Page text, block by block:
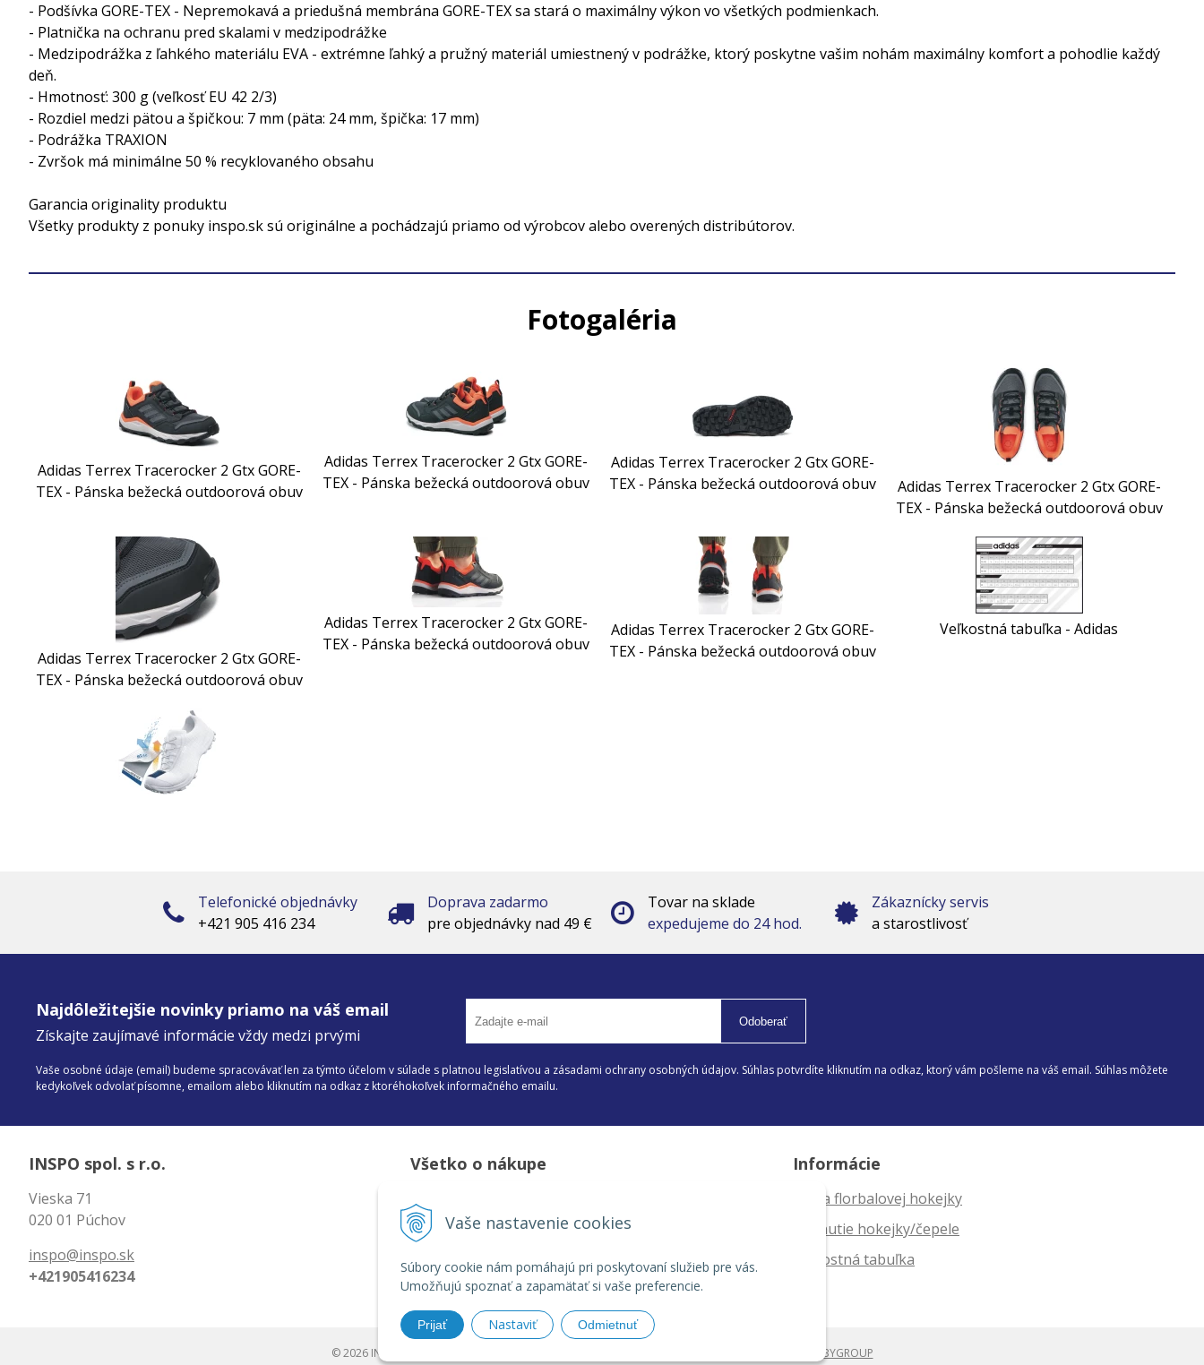
Vaše nastavenie cookies
Súbory cookie nám pomáhajú pri poskytovaní služieb pre vás.
Umožňujú spoznať a zapamätať si vaše preferencie.
Prijať Nastaviť Odmietnuť
- Podšívka GORE-TEX - Nepremokavá a priedušná membrána GORE-TEX sa stará o maximálny výkon vo všetkých podmienkach.
- Platnička na ochranu pred skalami v medzipodrážke
- Medzipodrážka z ľahkého materiálu EVA - extrémne ľahký a pružný materiál umiestnený v podrážke, ktorý poskytne vašim nohám maximálny komfort a pohodlie každý
deň.
- Hmotnosť: 300 g (veľkosť EU 42 2/3)
- Rozdiel medzi pätou a špičkou: 7 mm (päta: 24 mm, špička: 17 mm)
- Podrážka TRAXION
- Zvršok má minimálne 50 % recyklovaného obsahu
Garancia originality produktu
Všetky produkty z ponuky inspo.sk sú originálne a pochádzajú priamo od výrobcov alebo overených distribútorov.
Fotogaléria
Adidas Terrex Tracerocker 2 Gtx GORE-
TEX - Pánska bežecká outdoorová obuv
Adidas Terrex Tracerocker 2 Gtx GORE-
TEX - Pánska bežecká outdoorová obuv
Adidas Terrex Tracerocker 2 Gtx GORE-
TEX - Pánska bežecká outdoorová obuv
Adidas Terrex Tracerocker 2 Gtx GORE-
TEX - Pánska bežecká outdoorová obuv
Adidas Terrex Tracerocker 2 Gtx GORE-
TEX - Pánska bežecká outdoorová obuv
Adidas Terrex Tracerocker 2 Gtx GORE-
TEX - Pánska bežecká outdoorová obuv
Adidas Terrex Tracerocker 2 Gtx GORE-
TEX - Pánska bežecká outdoorová obuv
Veľkostná tabuľka - Adidas
Telefonické objednávky
+421 905 416 234
Doprava zadarmo
pre objednávky nad 49 €
Tovar na sklade
expedujeme do 24 hod.
Zákaznícky servis
a starostlivosť
Najdôležitejšie novinky priamo na váš email
Získajte zaujímavé informácie vždy medzi prvými
Odoberať
Vaše osobné údaje (email) budeme spracovávať len za týmto účelom v súlade s platnou legislatívou a zásadami ochrany osobných údajov. Súhlas potvrdíte kliknutím na odkaz, ktorý vám pošleme na váš email. Súhlas môžete
kedykoľvek odvolať písomne, emailom alebo kliknutím na odkaz z ktoréhokoľvek informačného emailu.
INSPO spol. s r.o.
Vieska 71
020 01 Púchov
inspo@inspo.sk
+421905416234
Všetko o nákupe
Reklamačný poriadok
Obchodné podmienky
Informácie
Dĺžka florbalovej hokejky
Zahnutie hokejky/čepele
Veľkostná tabuľka
© 2026 INSPO | Florbal od výrobcu • WEBYGROUP